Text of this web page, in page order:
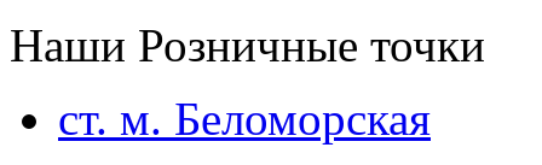
Наши Розничные точки
ст. м. Беломорская